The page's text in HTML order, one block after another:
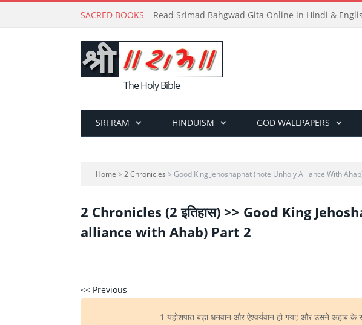
SACRED BOOKS Read Srimad Bahgwad Gita Online in Hindi &
The Holy Bible
SRI RAM HINDUISM GOD WALLPAPERS
Home > 2 Chronicles > Good King Jehoshaphat (note Unholy Alliance With
2 Chronicles (2 इतिहास) >> Good King
alliance with Ahab) Part 2
<< Previous
1 यहोशपात बड़ा धनवान और ऐश्वर्यवान हो गया; और उसने अहाब के